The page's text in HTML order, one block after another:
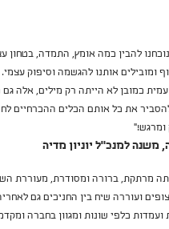
להבין כמה אומץ, התמדה, בטחון
ומובילים אותנו להגשמה וסיפוק עצמי.
כמובן לא הייתה רק מילים, אלה
את כל אותם הכלים ההכרחיים
משנה למנכ״ל יוניון מדיה
מרתקת, ברורה ומסודרת, מעוררת
ועוררה שיח בין החניכים גם
כלפי שונות ומגוון בחברה